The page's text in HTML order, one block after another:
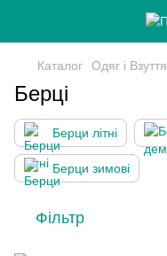
Каталог Одяг і Взуття
Берці
Берци літні
Берци зимові
Фільтр